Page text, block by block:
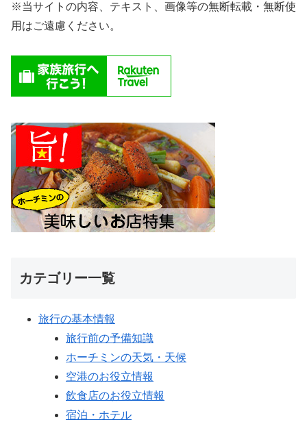
※当サイトの内容、テキスト、画像等の無断転載・無断使
用はご遠慮ください。
カテゴリー一覧
旅行の基本情報
旅行前の予備知識
ホーチミンの天気・天候
空港のお役立情報
飲食店のお役立情報
宿泊・ホテル